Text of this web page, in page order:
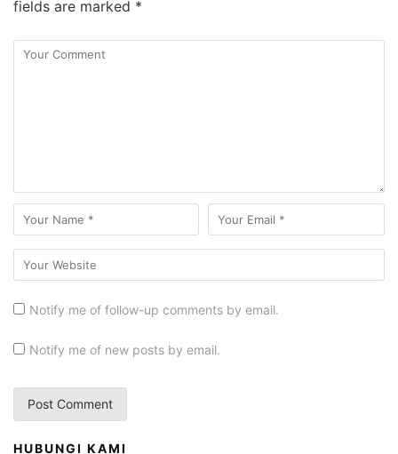
fields are marked *
Notify me of follow-up comments by email.
Notify me of new posts by email.
HUBUNGI KAMI